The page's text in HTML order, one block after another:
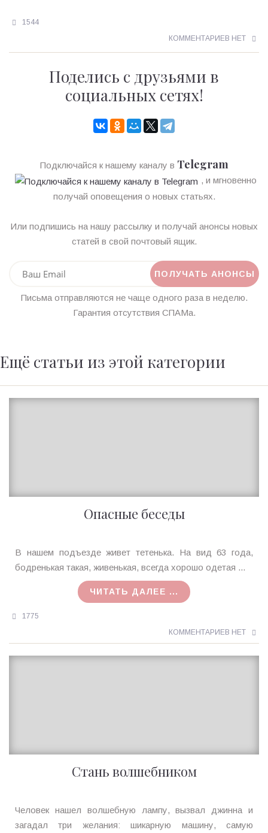
1544
КОММЕНТАРИЕВ НЕТ
Поделись с друзьями в
социальных сетях!
Подключайся к нашему каналу в Telegram
, и мгновенно
получай оповещения о новых статьях.
Или подпишись на нашу рассылку и получай анонсы новых
статей в свой почтовый ящик.
Письма отправляются не чаще одного раза в неделю.
Гарантия отсутствия СПАМа.
Ещё статьи из этой категории
Опасные беседы
Ирина
MagicTantra
В нашем подъезде живет тетенька. На вид 63 года,
бодренькая такая, живенькая, всегда хорошо одетая ...
ЧИТАТЬ ДАЛЕЕ ...
1775
КОММЕНТАРИЕВ НЕТ
Стань волшебником
Ирина
MagicTantra
Человек нашел волшебную лампу, вызвал джинна и
загадал три желания: шикарную машину, самую